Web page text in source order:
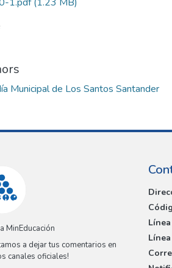
Municipal de Los Santos Santander
MinEducación
a dejar tus comentarios en
canales oficiales!